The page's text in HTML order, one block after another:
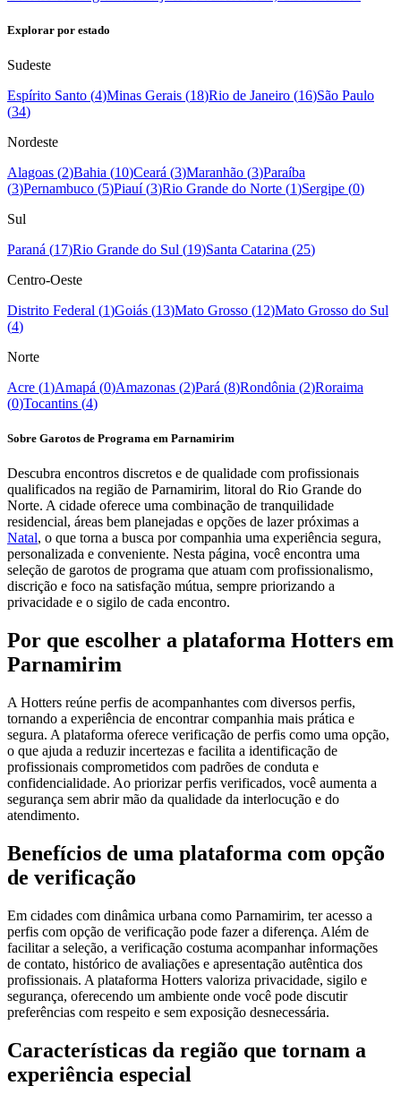
Explorar por estado
Sudeste
Espírito Santo (4)Minas Gerais (18)Rio de Janeiro (16)São Paulo
(34)
Nordeste
Alagoas (2)Bahia (10)Ceará (3)Maranhão (3)Paraíba
(3)Pernambuco (5)Piauí(3)Rio Grande do Norte (1)Sergipe (0)
Sul
Paraná (17)Rio Grande do Sul (19)Santa Catarina (25)
Centro-Oeste
Distrito Federal (1)Goiás (13)Mato Grosso (12)Mato Grosso do Sul
(4)
Norte
Acre (1)Amapá (0)Amazonas (2)Pará (8)Rondônia (2)Roraima
(0)Tocantins (4)
Sobre Garotos de Programa em Parnamirim
Descubra encontros discretos e de qualidade com profissionais
qualificados na região de Parnamirim, litoral do Rio Grande do
Norte. A cidade oferece uma combinação de tranquilidade
residencial, áreas bem planejadas e opções de lazer próximas a
Natal, o que torna a busca por companhia uma experiência segura,
personalizada e conveniente. Nesta página, você encontra uma
seleção de garotos de programa que atuam com profissionalismo,
discrição e foco na satisfação mútua, sempre priorizando a
privacidade e o sigilo de cada encontro.
Por que escolher a plataforma Hotters em
Parnamirim
A Hotters reúne perfis de acompanhantes com diversos perfis,
tornando a experiência de encontrar companhia mais prática e
segura. A plataforma oferece verificação de perfis como uma opção,
o que ajuda a reduzir incertezas e facilita a identificação de
profissionais comprometidos com padrões de conduta e
confidencialidade. Ao priorizar perfis verificados, você aumenta a
segurança sem abrir mão da qualidade da interlocução e do
atendimento.
Benefícios de uma plataforma com opção
de verificação
Em cidades com dinâmica urbana como Parnamirim, ter acesso a
perfis com opção de verificação pode fazer a diferença. Além de
facilitar a seleção, a verificação costuma acompanhar informações
de contato, histórico de avaliações e apresentação autêntica dos
profissionais. A plataforma Hotters valoriza privacidade, sigilo e
segurança, oferecendo um ambiente onde você pode discutir
preferências com respeito e sem exposição desnecessária.
Características da região que tornam a
experiência especial